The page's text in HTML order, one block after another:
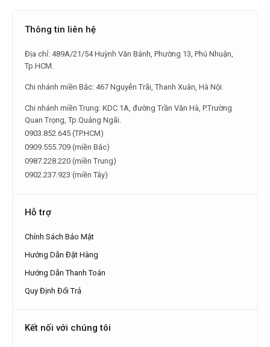
Thông tin liên hệ
Địa chỉ: 489A/21/54 Huỳnh Văn Bánh, Phường 13, Phú Nhuận,
Tp.HCM.
Chi nhánh miền Bắc: 467 Nguyễn Trãi, Thanh Xuân, Hà Nội.
Chi nhánh miền Trung: KDC 1A, đường Trần Văn Hà, P.Trường
Quan Trọng, Tp.Quảng Ngãi.
0903.852.645 (TP.HCM)
0909.555.709 (miền Bắc)
0987.228.220 (miền Trung)
0902.237.923 (miền Tây)
Hỗ trợ
Chính Sách Bảo Mật
Hướng Dẫn Đặt Hàng
Hướng Dẫn Thanh Toán
Quy Định Đổi Trả
Kết nối với chúng tôi